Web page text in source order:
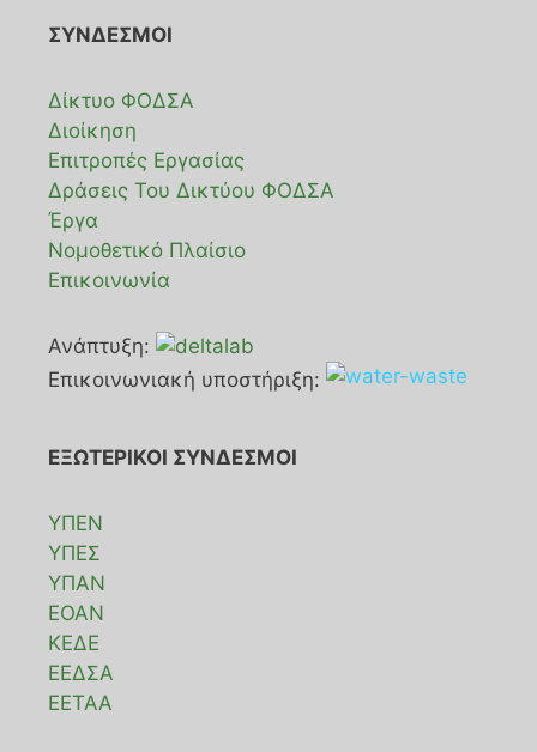
ΣΥΝΔΕΣΜΟΙ
Δίκτυο ΦΟΔΣΑ
Διοίκηση
Επιτροπές Εργασίας
Δράσεις Του Δικτύου ΦΟΔΣΑ
Έργα
Νομοθετικό Πλαίσιο
Επικοινωνία
Ανάπτυξη:
Επικοινωνιακή υποστήριξη:
ΕΞΩΤΕΡΙΚΟΙ ΣΥΝΔΕΣΜΟΙ
ΥΠΕΝ
ΥΠΕΣ
ΥΠΑΝ
ΕΟΑΝ
ΚΕΔΕ
ΕΕΔΣΑ
ΕΕΤΑΑ